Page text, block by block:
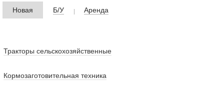
Новая Б/У Аренда
Тракторы сельскохозяйственные
Кормозаготовительная техника